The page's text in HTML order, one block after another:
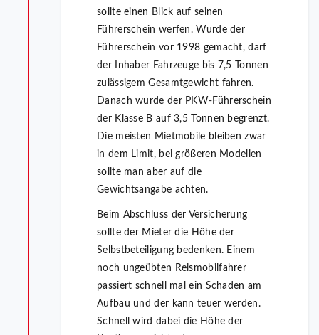
sollte einen Blick auf seinen
Führerschein werfen. Wurde der
Führerschein vor 1998 gemacht, darf
der Inhaber Fahrzeuge bis 7,5 Tonnen
zulässigem Gesamtgewicht fahren.
Danach wurde der PKW-Führerschein
der Klasse B auf 3,5 Tonnen begrenzt.
Die meisten Mietmobile bleiben zwar
in dem Limit, bei größeren Modellen
sollte man aber auf die
Gewichtsangabe achten.
Beim Abschluss der Versicherung
sollte der Mieter die Höhe der
Selbstbeteiligung bedenken. Einem
noch ungeübten Reismobilfahrer
passiert schnell mal ein Schaden am
Aufbau und der kann teuer werden.
Schnell wird dabei die Höhe der